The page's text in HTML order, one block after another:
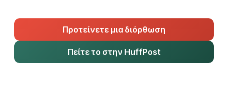
Προτείνετε μια διόρθωση
Πείτε το στην HuffPost